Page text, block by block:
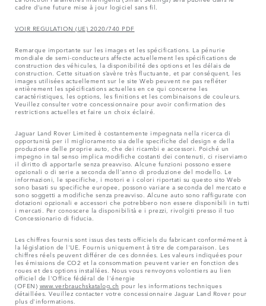
cadre d’une future mise à jour logiciel sans fil.
VOIR REGULATION (UE) 2020/740 PDF
Remarque importante sur les images et les spécifications. La pénurie
mondiale de semi-conducteurs affecte actuellement les spécifications de
construction des véhicules, la disponibilité des options et les délais de
construction. Cette situation s’avère très fluctuante, et par conséquent, les
images utilisées actuellement sur le site Web peuvent ne pas refléter
entièrement les spécifications actuelles en ce qui concerne les
caractéristiques, les options, les finitions et les combinaisons de couleurs.
Veuillez consulter votre concessionnaire pour avoir confirmation des
restrictions actuelles et faire un choix éclairé.
Jaguar Land Rover Limited è costantemente impegnata nella ricerca di
opportunità per il miglioramento sia delle specifiche del design e della
produzione delle proprie auto, che dei ricambi e accessori. Poiché un
impegno in tal senso implica modifiche costanti dei contenuti, ci riserviamo
il diritto di apportarle senza preavviso. Alcune funzioni possono essere
opzionali o di serie a seconda dell'anno di produzione del modello. Le
informazioni, le specifiche, i motori e i colori riportati su questo sito Web
sono basati su specifiche europee, possono variare a seconda del mercato e
sono soggetti a modifiche senza preavviso. Alcune auto sono raffigurate con
dotazioni opzionali e accessori che potrebbero non essere disponibili in tutti
i mercati. Per conoscere la disponibilità e i prezzi, rivolgiti presso il tuo
Concessionario di fiducia.
Les chiffres fournis sont issus des tests officiels du fabricant conformément à
la législation de l'UE. Fournis uniquement à titre de comparaison. Les
chiffres réels peuvent différer de ces données. Les valeurs indiquées pour
les émissions de CO2 et la consommation peuvent varier en fonction des
roues et des options installées. Nous vous renvoyons volontiers au lien
officiel de l'Office fédéral de l'énergie
(OFEN) www.verbrauchskatalog.ch pour les informations techniques
détaillées. Veuillez contacter votre concessionnaire Jaguar Land Rover pour
plus d'informations.